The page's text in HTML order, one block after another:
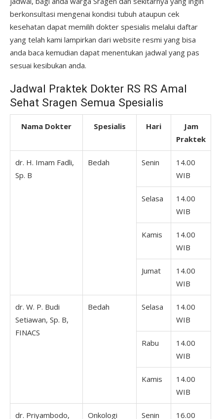
berkonsultasi mengenai kondisi tubuh ataupun cek
kesehatan dapat memilih dokter spesialis melalui daftar
yang telah kami lampirkan dari website resmi yang bisa
anda baca kemudian dapat menentukan jadwal yang pas
sesuai kesibukan anda.
Jadwal Praktek Dokter RS RS Amal
Sehat Sragen Semua Spesialis
Nama Dokter Spesialis Hari
Jam
Praktek
dr. H. Imam Fadli,
Sp. B
Bedah Senin
14.00
WIB
Selasa
14.00
WIB
Kamis
14.00
WIB
Jumat
14.00
WIB
dr. W. P. Budi
Setiawan, Sp. B,
FINACS
Bedah Selasa
14.00
WIB
Rabu
14.00
WIB
Kamis
14.00
WIB
dr. Priyambodo,
Onkologi
Senin
16.00